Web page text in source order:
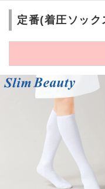
定番(着圧ソック